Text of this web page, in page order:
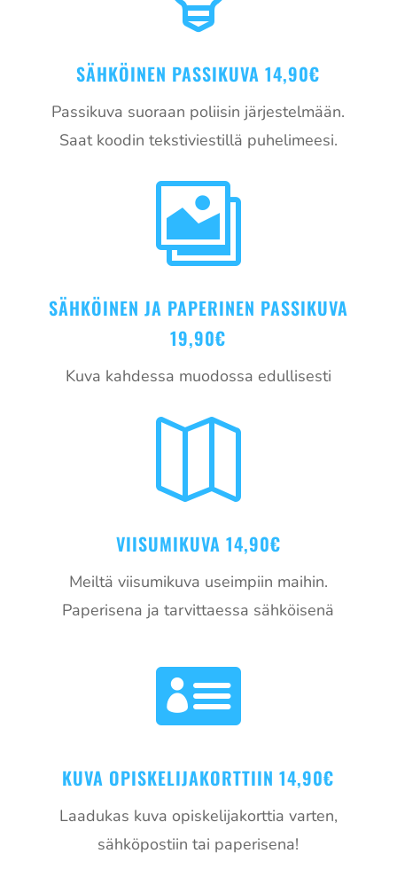
SÄHKÖINEN PASSIKUVA 14,90€
Passikuva suoraan poliisin järjestelmään.
Saat koodin tekstiviestillä puhelimeesi.

SÄHKÖINEN JA PAPERINEN PASSIKUVA
19,90€
Kuva kahdessa muodossa edullisesti

VIISUMIKUVA 14,90€
Meiltä viisumikuva useimpiin maihin.
Paperisena ja tarvittaessa sähköisenä

KUVA OPISKELIJAKORTTIIN 14,90€
Laadukas kuva opiskelijakorttia varten,
sähköpostiin tai paperisena!